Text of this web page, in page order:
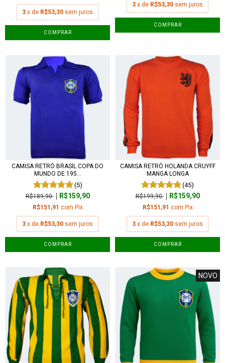
3 x de R$53,30 sem juros
COMPRAR
3 x de R$53,30 sem juros
COMPRAR
CAMISA RETRÔ BRASIL COPA DO
MUNDO DE 195...
(5)
R$189,90 R$159,90
R$151,91 com Pix
3 x de R$53,30 sem juros
COMPRAR
CAMISA RETRÔ HOLANDA CRUYFF
MANGA LONGA
(45)
R$199,90 R$159,90
R$151,91 com Pix
3 x de R$53,30 sem juros
COMPRAR
NOVO